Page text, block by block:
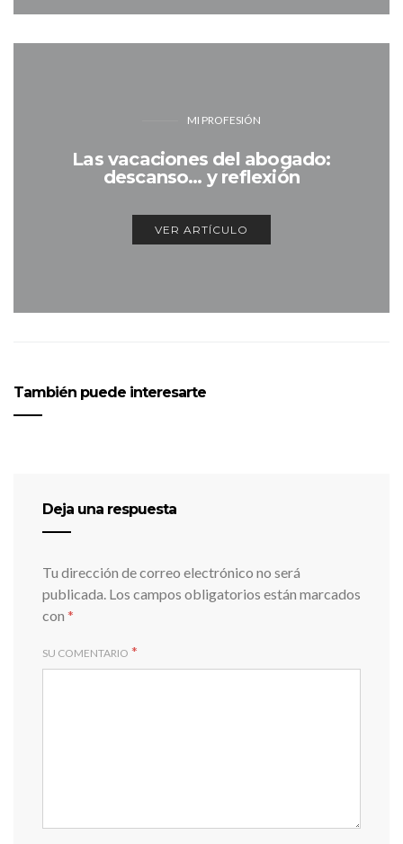
MI PROFESIÓN
Las vacaciones del abogado:
descanso… y reflexión
VER ARTÍCULO
También puede interesarte
Deja una respuesta
Tu dirección de correo electrónico no será
publicada. Los campos obligatorios están marcados
con *
SU COMENTARIO *